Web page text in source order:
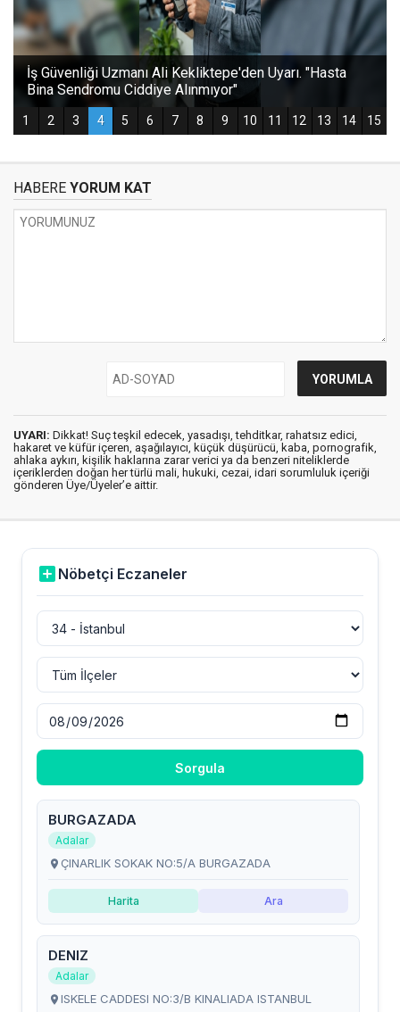
HABERE YORUM KAT
UYARI: Dikkat! Suç teşkil edecek, yasadışı, tehditkar, rahatsız edici,
hakaret ve küfür içeren, aşağılayıcı, küçük düşürücü, kaba, pornografik,
ahlaka aykırı, kişilik haklarına zarar verici ya da benzeri niteliklerde
içeriklerden doğan her türlü mali, hukuki, cezai, idari sorumluluk içeriği
gönderen Üye/Üyeler’e aittir.